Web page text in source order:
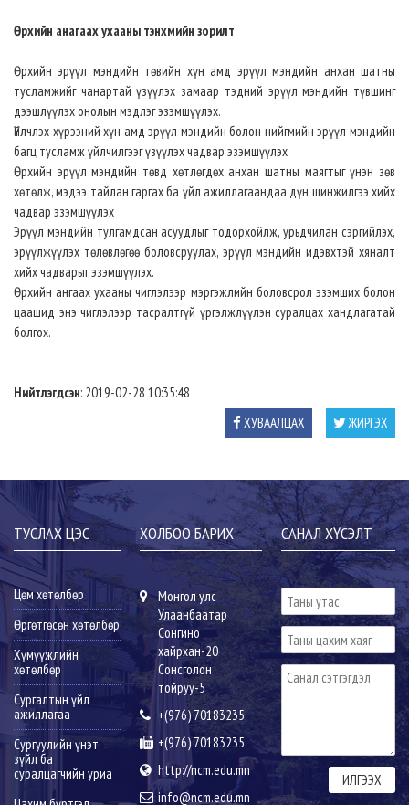
Өрхийн анагаах ухааны тэнхмийн зорилт
Өрхийн эрүүл мэндийн төвийн хүн амд эрүүл мэндийн анхан шатны
тусламжийг чанартай үзүүлэх замаар тэдний эрүүл мэндийн түвшинг
дээшлүүлэх онолын мэдлэг эзэмшүүлэх.
Үйлчлэх хүрээний хүн амд эрүүл мэндийн болон нийгмийн эрүүл мэндийн
багц тусламж үйлчилгээг үзүүлэх чадвар эзэмшүүлэх
Өрхийн эрүүл мэндийн төвд хөтлөгдөх анхан шатны маягтыг үнэн зөв
хөтөлж, мэдээ тайлан гаргах ба үйл ажиллагаандаа дүн шинжилгээ хийх
чадвар эзэмшүүлэх
Эрүүл мэндийн тулгамдсан асуудлыг тодорхойлж, урьдчилан сэргийлэх,
эрүүлжүүлэх төлөвлөгөө боловсруулах, эрүүл мэндийн идэвхтэй хяналт
хийх чадварыг эзэмшүүлэх.
Өрхийн ангаах ухааны чиглэлээр мэргэжлийн боловсрол эзэмших болон
цаашид энэ чиглэлээр тасралтгүй үргэлжлүүлэн суралцах хандлагатай
болгох.
Нийтлэгдсэн: 2019-02-28 10:35:48
ХУВААЛЦАХ
ЖИРГЭХ
ТУСЛАХ ЦЭС
Цөм хөтөлбөр
Өргөтгөсөн хөтөлбөр
Хүмүүжлийн
хөтөлбөр
Сургалтын үйл
ажиллагаа
Сургуулийн үнэт
зүйл ба
суралцагчийн уриа
ХОЛБОО БАРИХ
Монгол улс
Улаанбаатар
Сонгино
хайрхан-20
Сонсголон
тойруу-5
+(976) 70183235
+(976) 70183235
http://ncm.edu.mn
info@ncm.edu.mn
САНАЛ ХҮСЭЛТ